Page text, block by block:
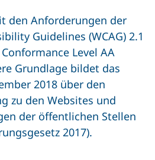
den Anforderungen der
Guidelines (WCAG) 2.1
Level AA
Grundlage bildet das
2018 über den
zu den Websites und
der öffentlichen Stellen
2017).